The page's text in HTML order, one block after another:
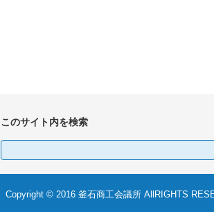
このサイト内を検索
検
Copyright © 2016 釜石商工会議所 AllRIGHTS